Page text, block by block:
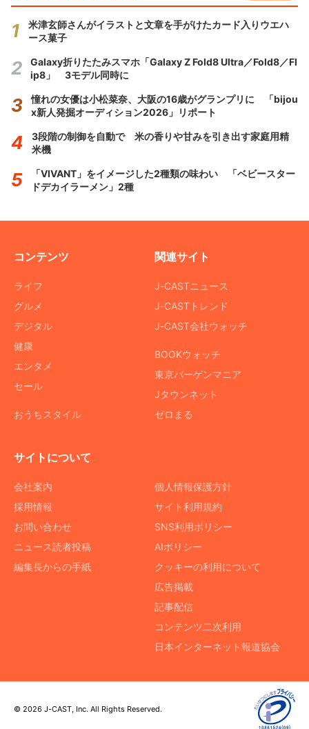
米津玄師さんがイラストと文章を手がけたカード入りウエハ
ース菓子
Galaxy折りたたみスマホ「Galaxy Z Fold8 Ultra／Fold8／Fl
ip8」 3モデル同時に
憧れの女優は小松菜奈、大阪の16歳がグランプリに 「bijou
x新人発掘オーディション2026」リポート
3段階の制御を自動で 米の香りや甘みを引き出す家庭用精
米機
「VIVANT」をイメージした2種類の味わい 「ベビースター
ドデカイラーメン」2種
コンテンツ
ライフ
グルメ
デジタル
健康
エンタメ
セール
おうちスタイル
関連サイト
J-CASTニュース
J-CASTトレンド
J-CAST会社ウォッチ
BOOKウォッチ
東京バーゲンマニア
Jタウンネット
ゼロまる
サイトについて
会社案内
採用情報
お問い合わせ
ニュース読者投稿
編集長からの手紙
個人情報保護方針
サイト利用規約
SNS利用ポリシー
AIポリシー
クッキーの利用について
広告掲載
記事配信
コンテンツ二次利用
日本インターネット報道協会
© 2026 J-CAST, Inc. All Rights Reserved.